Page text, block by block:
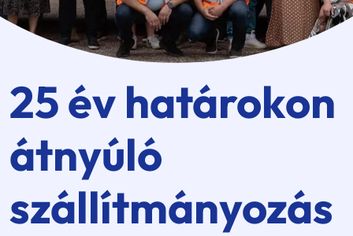
25 év határokon
átnyúló
szállítmányozás